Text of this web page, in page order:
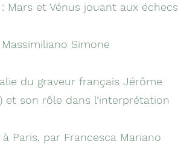
: Mars et Vénus jouant aux échecs
Simone
du graveur français Jérôme
et son rôle dans l’interprétation
Paris, par Francesca Mariano